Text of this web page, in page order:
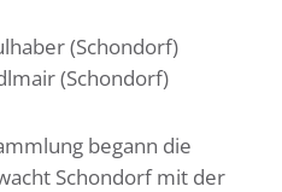
(Schondorf)
(Schondorf)
begann die
Schondorf mit der